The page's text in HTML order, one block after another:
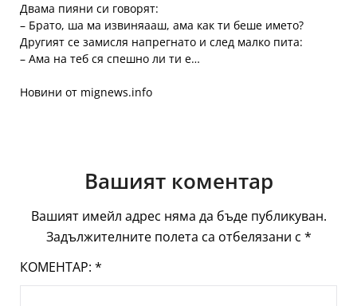
Двама пияни си говорят:
– Брато, ша ма извиняааш, ама как ти беше името?
Другият се замисля напрегнато и след малко пита:
– Ама на теб ся спешно ли ти е…
Новини от mignews.info
Вашият коментар
Вашият имейл адрес няма да бъде публикуван.
Задължителните полета са отбелязани с *
КОМЕНТАР: *